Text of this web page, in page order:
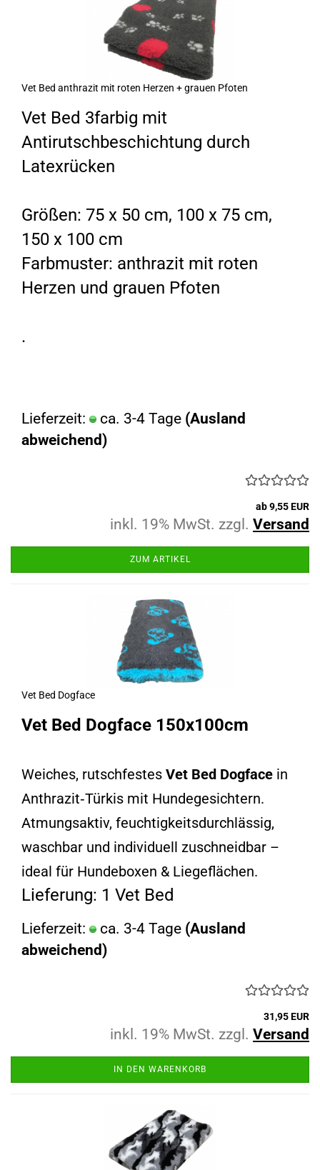
Vet Bed anthrazit mit roten Herzen + grauen Pfoten
Vet Bed 3farbig mit
Antirutschbeschichtung durch
Latexrücken
Größen: 75 x 50 cm, 100 x 75 cm,
150 x 100 cm
Farbmuster: anthrazit mit roten
Herzen und grauen Pfoten
.
Lieferzeit: ca. 3-4 Tage (Ausland
abweichend)
ab 9,55 EUR
inkl. 19% MwSt. zzgl. Versand
ZUM ARTIKEL
Vet Bed Dogface
Vet Bed Dogface 150x100cm
Weiches, rutschfestes Vet Bed Dogface in
Anthrazit‑Türkis mit Hundegesichtern.
Atmungsaktiv, feuchtigkeitsdurchlässig,
waschbar und individuell zuschneidbar –
ideal für Hundeboxen & Liegeflächen.
Lieferung: 1 Vet Bed
Lieferzeit: ca. 3-4 Tage (Ausland
abweichend)
31,95 EUR
inkl. 19% MwSt. zzgl. Versand
IN DEN WARENKORB